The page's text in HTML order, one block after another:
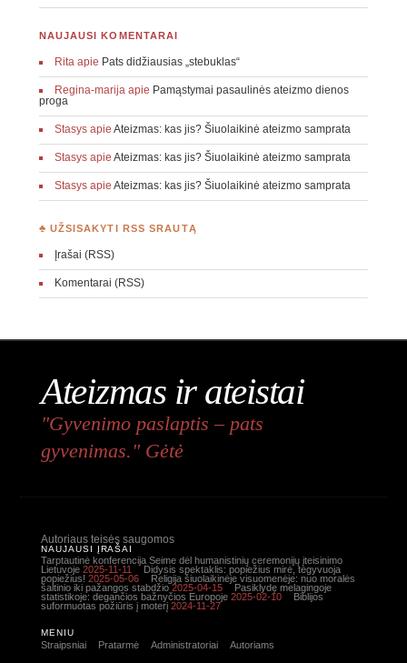
NAUJAUSI KOMENTARAI
Ritaapie Pats didžiausias „stebuklas“
Regina-marijaapie Pamąstymai pasaulinės ateizmo dienos
proga
Stasysapie Ateizmas: kas jis? Šiuolaikinė ateizmo samprata
Stasysapie Ateizmas: kas jis? Šiuolaikinė ateizmo samprata
Stasysapie Ateizmas: kas jis? Šiuolaikinė ateizmo samprata
♣ UŽSISAKYTI RSS SRAUTĄ
Įrašai (RSS)
Komentarai (RSS)
Ateizmas ir ateistai
"Gyvenimo paslaptis – pats
gyvenimas." Gėtė
Autoriaus teisės saugomos
NAUJAUSI ĮRAŠAI
Tarptautinė konferencija Seime dėl humanistinių ceremonijų įteisinimo
Lietuvoje 2025-11-11
Didysis spektaklis: popiežius mirė, tegyvuoja
popiežius! 2025-05-06
Religija šiuolaikinėje visuomenėje: nuo moralės
šaltinio iki pažangos stabdžio 2025-04-15
Pasiklydę melagingoje
statistikoje: degančios bažnyčios Europoje 2025-02-10
Biblijos
suformuotas požiūris į moterį 2024-11-27
MENIU
Straipsniai Pratarmė Administratoriai Autoriams